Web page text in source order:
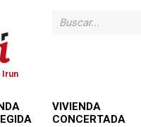
Irun
VIVIENDA
CONCERTADA